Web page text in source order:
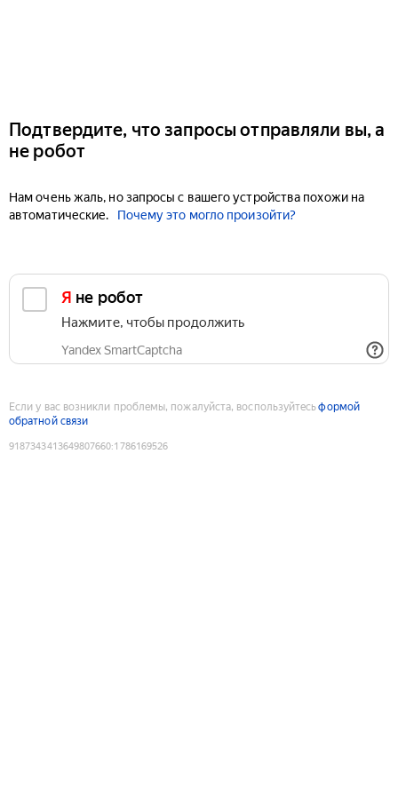
Подтвердите, что запросы отправляли вы, а
не робот
Нам очень жаль, но запросы с вашего устройства похожи на
автоматические.
Почему это могло произойти?
Я не робот
Нажмите, чтобы продолжить
Yandex SmartCaptcha
Если у вас возникли проблемы, пожалуйста, воспользуйтесьформой
обратной связи
9187343413649807660:1786169526